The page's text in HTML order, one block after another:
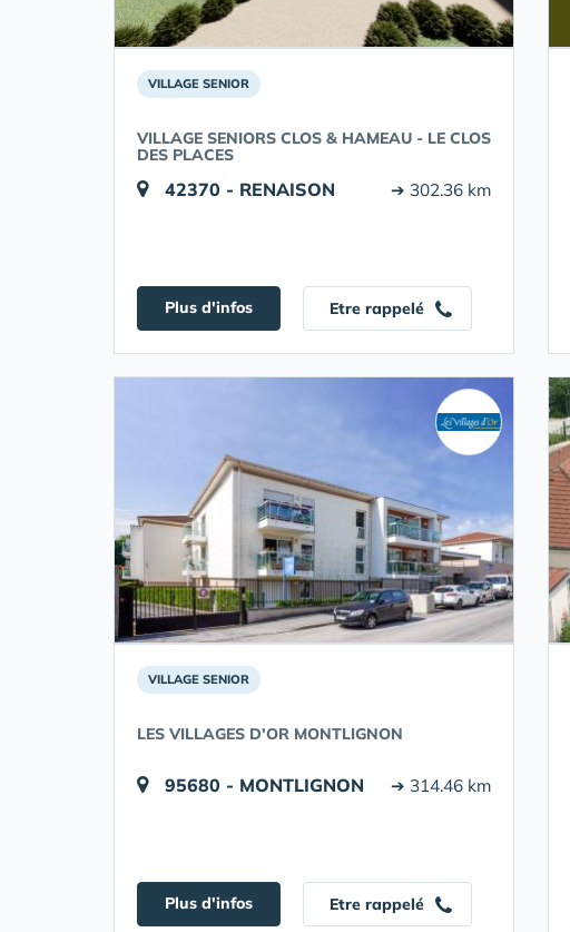
VILLAGE SENIOR
VILLAGE SENIORS CLOS & HAMEAU - LE CLOS
DES PLACES
42370 - RENAISON ➔ 302.36 km
Plus d'infos Etre rappelé
VILLAGE SENIOR
LES VILLAGES D'OR MONTLIGNON
95680 - MONTLIGNON ➔ 314.46 km
Plus d'infos Etre rappelé